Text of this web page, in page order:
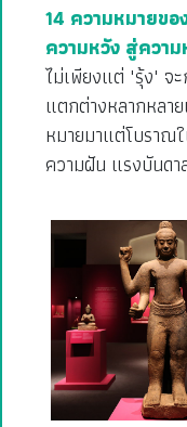
14 ความหมายข
ความหวัง สู่ควา
ไม่เพียงแต่ "รุ้ง" จ
แตกต่างหลากหลา
หมายมาแต่โบรา
ความฝัน แรงบันดา